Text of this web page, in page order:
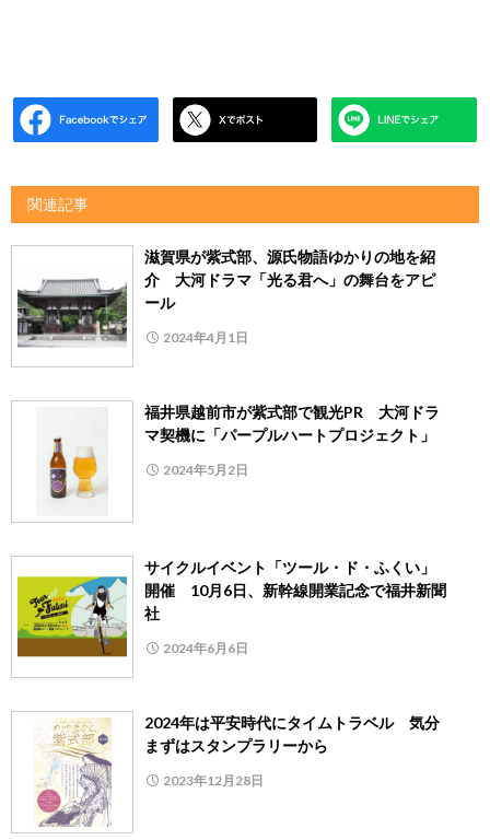
関連記事
滋賀県が紫式部、源氏物語ゆかりの地を紹
介 大河ドラマ「光る君へ」の舞台をアピ
ール
2024年4月1日
福井県越前市が紫式部で観光PR 大河ドラ
マ契機に「パープルハートプロジェクト」
2024年5月2日
サイクルイベント「ツール・ド・ふくい」
開催 10月6日、新幹線開業記念で福井新聞
社
2024年6月6日
2024年は平安時代にタイムトラベル 気分
まずはスタンプラリーから
2023年12月28日